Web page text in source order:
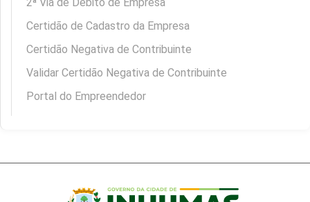
Certidão de Cadastro da Empresa
Certidão Negativa de Contribuinte
Validar Certidão Negativa de Contribuinte
Portal do Empreendedor